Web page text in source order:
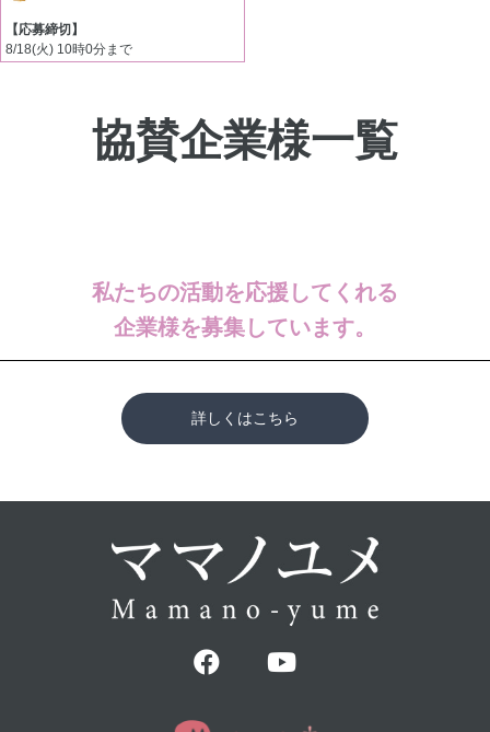
【応募締切】
8/18(火) 10時0分まで
協賛企業様一覧
私たちの活動を応援してくれる
企業様を募集しています。
詳しくはこちら